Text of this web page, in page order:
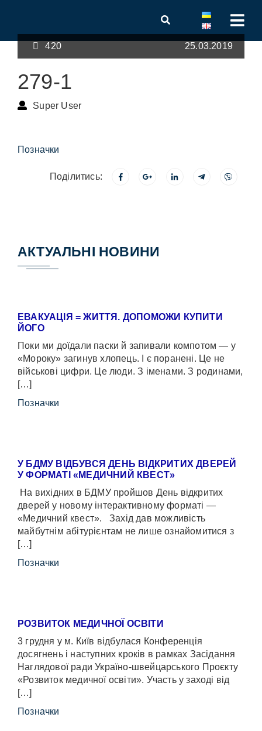
420 25.03.2019
279-1
Super User
Позначки
Поділитись:
АКТУАЛЬНІ НОВИНИ
ЕВАКУАЦІЯ = ЖИТТЯ. ДОПОМОЖИ КУПИТИ
ЙОГО
Поки ми доїдали паски й запивали компотом — у
«Мороку» загинув хлопець. І є поранені. Це не
військові цифри. Це люди. З іменами. З родинами,
[…]
Позначки
У БДМУ ВІДБУВСЯ ДЕНЬ ВІДКРИТИХ ДВЕРЕЙ
У ФОРМАТІ «МЕДИЧНИЙ КВЕСТ»
На вихідних в БДМУ пройшов День відкритих
дверей у новому інтерактивному форматі —
«Медичний квест». Захід дав можливість
майбутнім абітурієнтам не лише ознайомитися з
[…]
Позначки
РОЗВИТОК МЕДИЧНОЇ ОСВІТИ
3 грудня у м. Київ відбулася Конференція
досягнень і наступних кроків в рамках Засідання
Наглядової ради Україно-швейцарського Проєкту
«Розвиток медичної освіти». Участь у заході від
[…]
Позначки